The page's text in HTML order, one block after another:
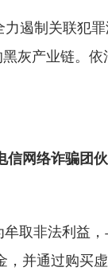
制关联犯罪
灰产业链。
络诈骗团伙
非法利益，
并通过购买